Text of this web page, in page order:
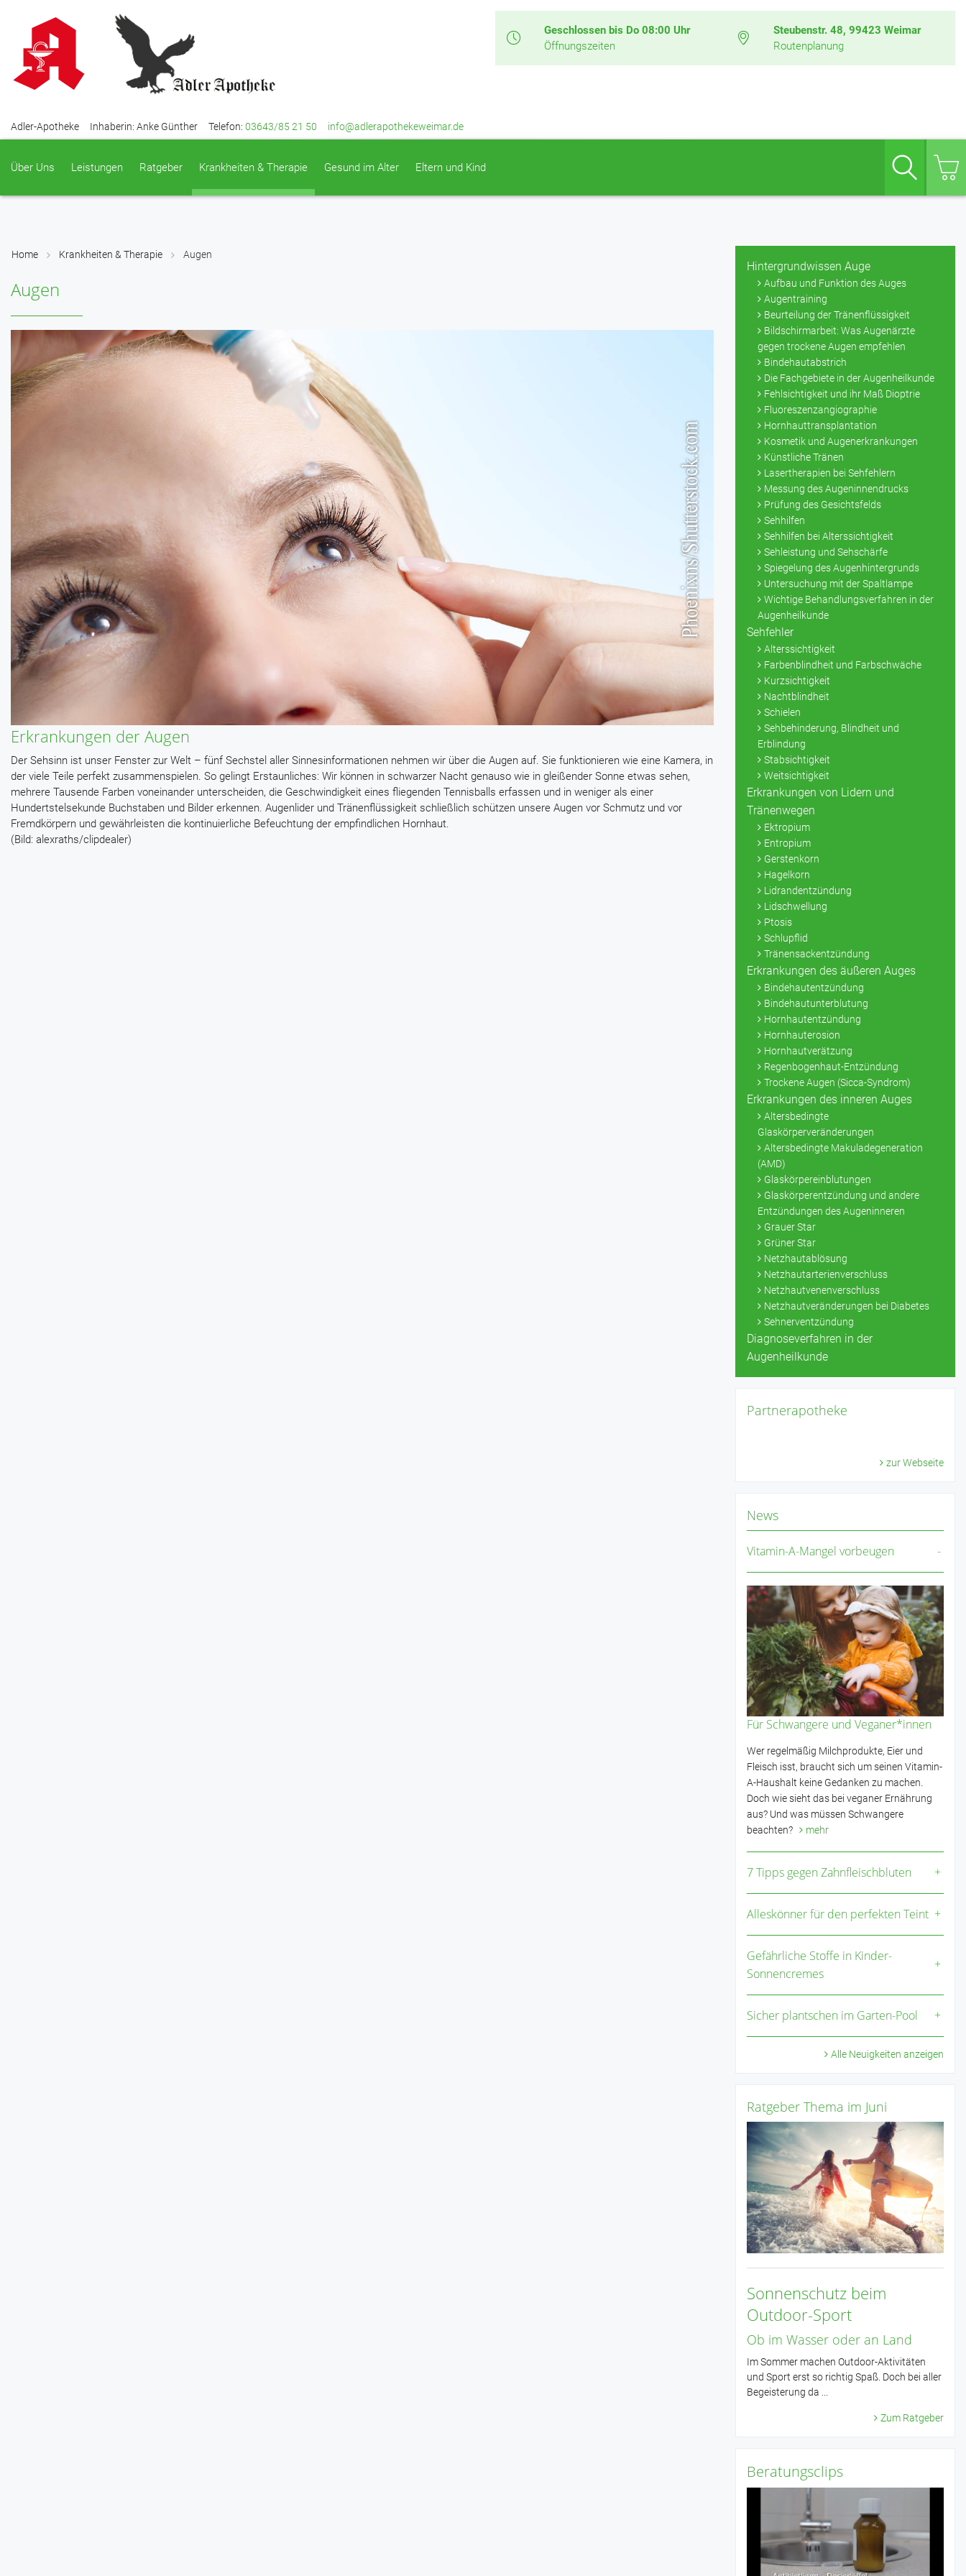
Geschlossen bis Do 08:00 Uhr
Öffnungszeiten
Steubenstr. 48, 99423 Weimar
Routenplanung
Adler-Apotheke Inhaberin: Anke Günther Telefon: 03643/85 21 50 info@adlerapothekeweimar.de
Über Uns Leistungen Ratgeber Krankheiten & Therapie Gesund im Alter Eltern und Kind
Suche
Home Krankheiten & Therapie Augen
Augen
Erkrankungen der Augen
Der Sehsinn ist unser Fenster zur Welt – fünf Sechstel aller Sinnesinformationen nehmen wir über die Augen auf. Sie funktionieren wie eine Kamera, in
der viele Teile perfekt zusammenspielen. So gelingt Erstaunliches: Wir können in schwarzer Nacht genauso wie in gleißender Sonne etwas sehen,
mehrere Tausende Farben voneinander unterscheiden, die Geschwindigkeit eines fliegenden Tennisballs erfassen und in weniger als einer
Hundertstelsekunde Buchstaben und Bilder erkennen. Augenlider und Tränenflüssigkeit schließlich schützen unsere Augen vor Schmutz und vor
Fremdkörpern und gewährleisten die kontinuierliche Befeuchtung der empfindlichen Hornhaut.
(Bild: alexraths/clipdealer)
Hintergrundwissen Auge
Aufbau und Funktion des Auges
Augentraining
Beurteilung der Tränenflüssigkeit
Bildschirmarbeit: Was Augenärzte
gegen trockene Augen empfehlen
Bindehautabstrich
Die Fachgebiete in der Augenheilkunde
Fehlsichtigkeit und ihr Maß Dioptrie
Fluoreszenzangiographie
Hornhauttransplantation
Kosmetik und Augenerkrankungen
Künstliche Tränen
Lasertherapien bei Sehfehlern
Messung des Augeninnendrucks
Prüfung des Gesichtsfelds
Sehhilfen
Sehhilfen bei Alterssichtigkeit
Sehleistung und Sehschärfe
Spiegelung des Augenhintergrunds
Untersuchung mit der Spaltlampe
Wichtige Behandlungsverfahren in der
Augenheilkunde
Sehfehler
Alterssichtigkeit
Farbenblindheit und Farbschwäche
Kurzsichtigkeit
Nachtblindheit
Schielen
Sehbehinderung, Blindheit und
Erblindung
Stabsichtigkeit
Weitsichtigkeit
Erkrankungen von Lidern und
Tränenwegen
Ektropium
Entropium
Gerstenkorn
Hagelkorn
Lidrandentzündung
Lidschwellung
Ptosis
Schlupflid
Tränensackentzündung
Erkrankungen des äußeren Auges
Bindehautentzündung
Bindehautunterblutung
Hornhautentzündung
Hornhauterosion
Hornhautverätzung
Regenbogenhaut-Entzündung
Trockene Augen (Sicca-Syndrom)
Erkrankungen des inneren Auges
Altersbedingte
Glaskörperveränderungen
Altersbedingte Makuladegeneration
(AMD)
Glaskörpereinblutungen
Glaskörperentzündung und andere
Entzündungen des Augeninneren
Grauer Star
Grüner Star
Netzhautablösung
Netzhautarterienverschluss
Netzhautvenenverschluss
Netzhautveränderungen bei Diabetes
Sehnerventzündung
Diagnoseverfahren in der
Augenheilkunde
Partnerapotheke
zur Webseite
News
Vitamin-A-Mangel vorbeugen
Für Schwangere und Veganer*innen
Wer regelmäßig Milchprodukte, Eier und
Fleisch isst, braucht sich um seinen Vitamin-
A-Haushalt keine Gedanken zu machen.
Doch wie sieht das bei veganer Ernährung
aus? Und was müssen Schwangere
beachten?
mehr
7 Tipps gegen Zahnfleischbluten
Alleskönner für den perfekten Teint
Gefährliche Stoffe in Kinder-
Sonnencremes
Sicher plantschen im Garten-Pool
Alle Neuigkeiten anzeigen
Ratgeber Thema im Juni
Sonnenschutz beim
Outdoor-Sport
Ob im Wasser oder an Land
Im Sommer machen Outdoor-Aktivitäten
und Sport erst so richtig Spaß. Doch bei aller
Begeisterung da ...
Zum Ratgeber
Beratungsclips